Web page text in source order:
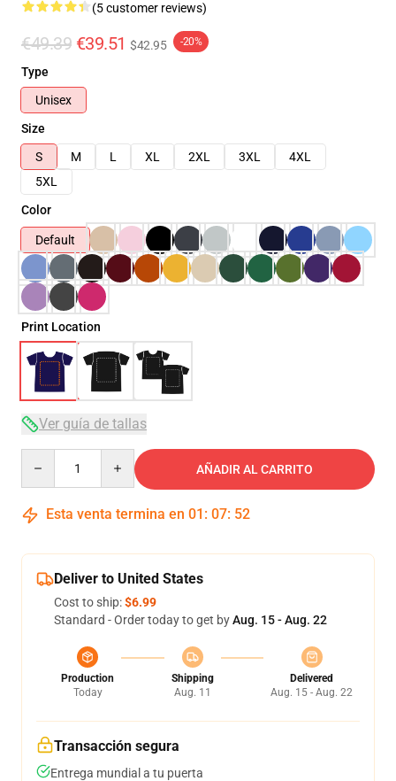
(5 customer reviews)
€49.39 €39.51 $42.95 -20%
Type
Unisex
Size
S
M L XL 2XL 3XL
4XL
5XL
Color
Default
Print Location
Ver guía de tallas
AÑADIR AL CARRITO
Esta venta termina en 01 : 07: 51
Deliver to United States
Cost to ship:$6.99
Standard - Order today to get byAug. 15 - Aug. 22
Production
Today
Shipping
Aug. 11
Delivered
Aug. 15 - Aug. 22
Transacción segura
Entrega mundial a tu puerta